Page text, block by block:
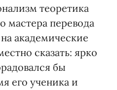
теоретика
мастера перевода
академические
сказать: ярко
бы
его ученика и